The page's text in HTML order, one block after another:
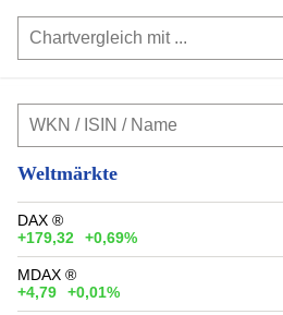
Weltmärkte
DAX ®
+179,32
+0,69%
MDAX ®
+4,79
+0,01%